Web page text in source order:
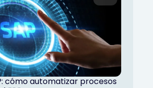
cómo automatizar procesos